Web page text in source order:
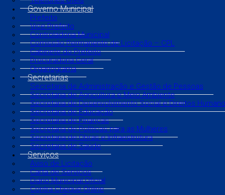
Governo Municipal
Prefeito
Vice Prefeito
Controladoria Municipal
Comissão Permanente de Licitação – CPL
Gabinete do Prefeito
Procuradoria Geral
Organograma
Secretarias
Secretaria de Administração e Gestão de Pessoas
Secretaria de Agricultura e Meio Ambiente
Secretaria de Desenvolvimento Social e Direitos
Secretaria de Educação
Secretaria de Finanças
Secretaria de Políticas para as Mulheres
Secretaria de Obras e Infraestrutura
Secretaria de Saúde
Serviços
Aviso de Licitação
Carta de Serviços
Diário Municipal Oficial
Contra Cheque Online